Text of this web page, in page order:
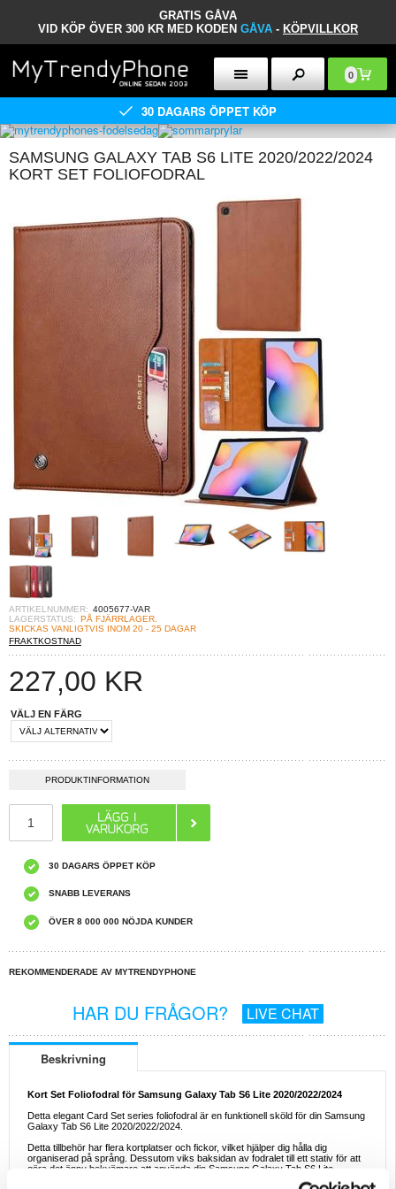
GRATIS GÅVA
VID KÖP ÖVER 300 KR MED KODEN GÅVA - KÖPVILLKOR
0
30 DAGARS ÖPPET KÖP
SAMSUNG GALAXY TAB S6 LITE 2020/2022/2024
KORT SET FOLIOFODRAL
ARTIKELNUMMER: 4005677-VAR
LAGERSTATUS: PÅ FJÄRRLAGER.
SKICKAS VANLIGTVIS INOM 20 - 25 DAGAR
FRAKTKOSTNAD
227,00 KR
VÄLJ EN FÄRG
PRODUKTINFORMATION
30 DAGARS ÖPPET KÖP
SNABB LEVERANS
ÖVER 8 000 000 NÖJDA KUNDER
REKOMMENDERADE AV MYTRENDYPHONE
HAR DU FRÅGOR? LIVE CHAT
Beskrivning
Kort Set Foliofodral för Samsung Galaxy Tab S6 Lite 2020/2022/2024
Detta elegant Card Set series foliofodral är en funktionell sköld för din Samsung
Galaxy Tab S6 Lite 2020/2022/2024.
Detta tillbehör har flera kortplatser och fickor, vilket hjälper dig hålla dig
organiserad på språng. Dessutom viks baksidan av fodralet till ett stativ för att
göra det ännu bekvämare att använda din Samsung Galaxy Tab S6 Lite